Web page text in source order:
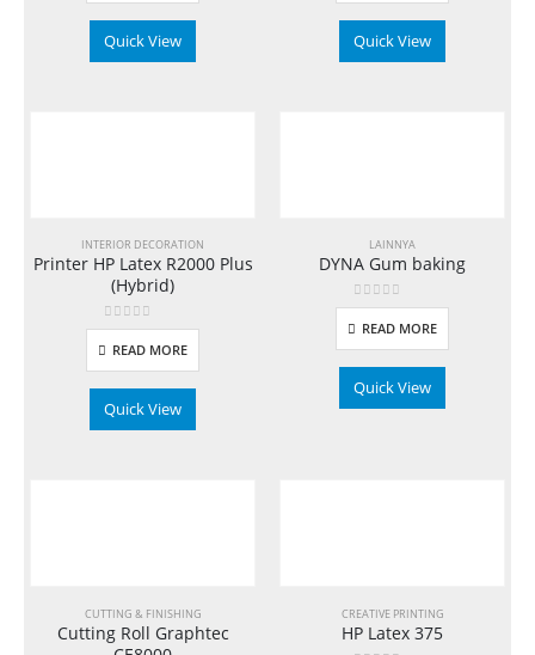
Quick View Quick View
INTERIOR DECORATION
Printer HP Latex R2000 Plus
(Hybrid)
0out of 5
READ MORE
Quick View
LAINNYA
DYNA Gum baking
0out of 5
READ MORE
Quick View
CUTTING & FINISHING
Cutting Roll Graphtec
CREATIVE PRINTING
HP Latex 375